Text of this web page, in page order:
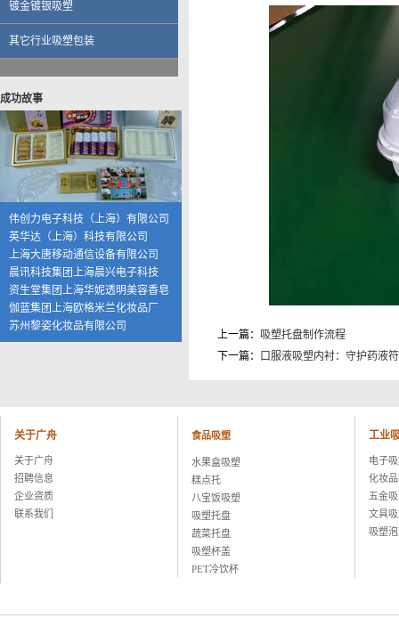
镀金镀银吸塑
其它行业吸塑包装
成功故事
资生堂集团上海华妮透明美容香皂
伽蓝集团上海欧格米兰化妆品厂
杭州珀莱雅控股股份有限公司
福兴工业（上海）有限公司
上海海茵数码科技有限公司
普天硕达科技（上海）有限公司
上海大千食品有限公司
湖州康可食品有限公司
上海恒寿堂药业有限公司
伟创力电子科技（上海）有限公司
英华达（上海）科技有限公司
上海大唐移动通信设备有限公司
晨讯科技集团上海晨兴电子科技
资生堂集团上海华妮透明美容香皂
伽蓝集团上海欧格米兰化妆品厂
苏州黎姿化妆品有限公司
杭州珀莱雅控股股份有限公司
湖州康可食品有限公司
伟创力电子科技（上海）有限公司
英华达（上海）科技有限公司
上海大唐移动通信设备有限公司
晨讯科技集团上海晨兴电子科技
上一篇： 吸塑托盘制作流程
下一篇：
口服液吸塑内衬：守护药液
关于广舟
关于广舟
招聘信息
企业资质
联系我们
食品吸塑
水果盒吸塑
糕点托
八宝饭吸塑
吸塑托盘
蔬菜托盘
吸塑杯盖
PET冷饮杯
工业
电子
化妆
五金
文具
吸塑